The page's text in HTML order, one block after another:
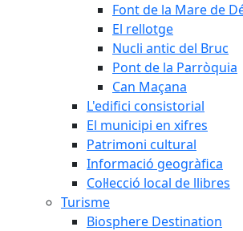
Font de la Mare de
El rellotge
Nucli antic del Bruc
Pont de la Parròquia
Can Maçana
L'edifici consistorial
El municipi en xifres
Patrimoni cultural
Informació geogràfica
Col·lecció local de llibres
Turisme
Biosphere Destination